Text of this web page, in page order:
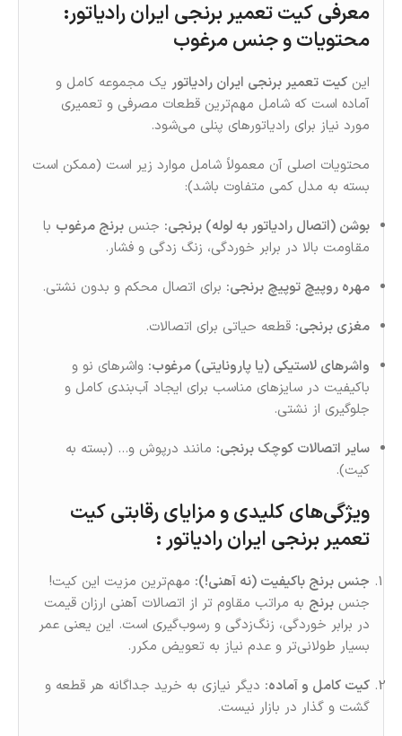
معرفی کیت تعمیر برنجی ایران رادیاتور:
محتویات و جنس مرغوب
این کیت تعمیر برنجی ایران رادیاتور یک مجموعه کامل و
آماده است که شامل مهم‌ترین قطعات مصرفی و تعمیری
مورد نیاز برای رادیاتورهای پنلی می‌شود.
محتویات اصلی آن معمولاً شامل موارد زیر است (ممکن است
بسته به مدل کمی متفاوت باشد):
بوشن (اتصال رادیاتور به لوله) برنجی: جنس برنج مرغوب با
مقاومت بالا در برابر خوردگی، زنگ‌ زدگی و فشار.
مهره روپیچ توپیچ برنجی: برای اتصال محکم و بدون نشتی.
مغزی برنجی: قطعه حیاتی برای اتصالات.
واشرهای لاستیکی (یا پارونایتی) مرغوب: واشرهای نو و
باکیفیت در سایزهای مناسب برای ایجاد آب‌بندی کامل و
جلوگیری از نشتی.
سایر اتصالات کوچک برنجی: مانند درپوش و… (بسته به
کیت).
ویژگی‌های کلیدی و مزایای رقابتی کیت
تعمیر برنجی ایران رادیاتور :
جنس برنج باکیفیت (نه آهنی!): مهم‌ترین مزیت این کیت!
جنس برنج به‌ مراتب مقاوم‌ تر از اتصالات آهنی ارزان‌ قیمت
در برابر خوردگی، زنگ‌زدگی و رسوب‌گیری است. این یعنی عمر
بسیار طولانی‌تر و عدم نیاز به تعویض مکرر.
کیت کامل و آماده: دیگر نیازی به خرید جداگانه هر قطعه و
گشت‌ و گذار در بازار نیست.